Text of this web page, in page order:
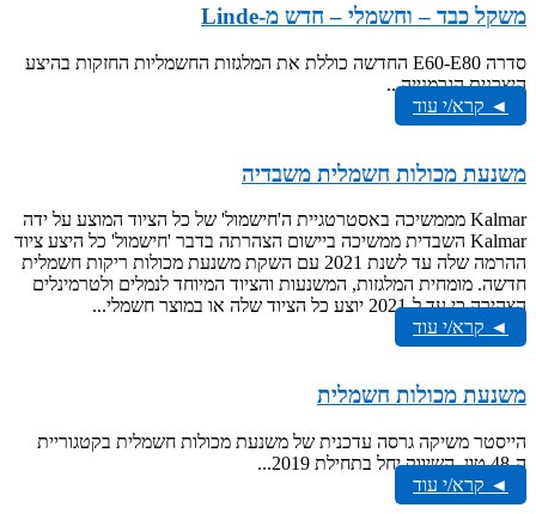
משקל כבד – וחשמלי – חדש מ-Linde
סדרה E60-E80 החדשה כוללת את המלגזות החשמליות החזקות בהיצע
היצרנית הגרמנייה...
◄ קרא/י עוד
משנעת מכולות חשמלית משבדיה
Kalmar מממשיכה באסטרטגיית ה'חישמול' של כל הציוד המוצע על ידה
Kalmar השבדית ממשיכה ביישום הצהרתה בדבר 'חישמול' כל היצע ציוד
ההרמה שלה עד לשנת 2021 עם השקת משנעת מכולות ריקות חשמלית
חדשה. מומחית המלגזות, המשנעות והציוד המיוחד לנמלים ולטרמינלים
הצהירה כי עד ל-2021 יוצע כל הציוד שלה או במוצר חשמלי...
◄ קרא/י עוד
משנעת מכולות חשמלית
הייסטר משיקה גרסה עדכנית של משנעת מכולות חשמלית בקטגוריית
ה-48 טון. השיווק יחל בתחילת 2019...
◄ קרא/י עוד